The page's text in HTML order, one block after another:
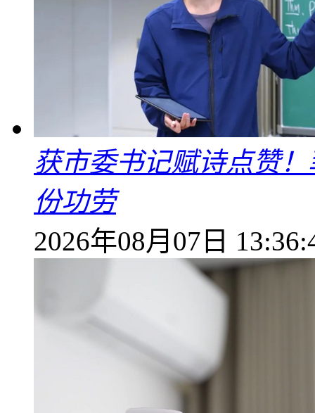
获市委书记赋诗点赞
份功劳
2026年08月07日